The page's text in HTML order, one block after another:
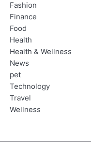
Fashion
Finance
Food
Health
Health & Wellness
News
pet
Technology
Travel
Wellness